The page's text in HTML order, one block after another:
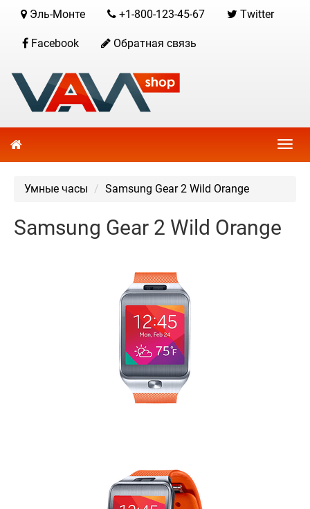
Эль-Монте +1-800-123-45-67 Twitter
Facebook Обратная связь
Умные часы Samsung Gear 2 Wild Orange
Samsung Gear 2 Wild Orange